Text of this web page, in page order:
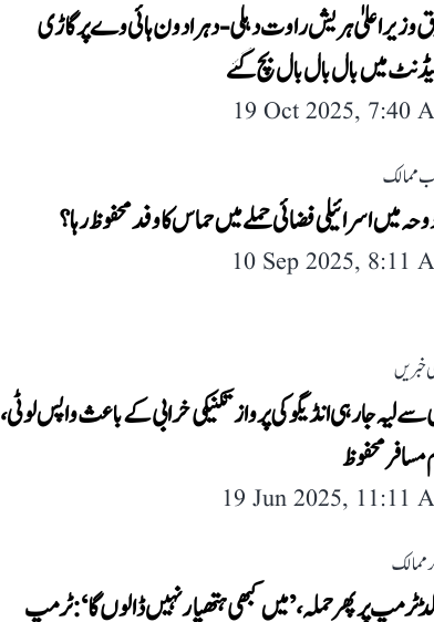
وزیر اعلیٰ ہریش راوت دہلی- دہرا دون ہائی وے پر گاڑی
میں بال بال بال بچ گئے
19 Oct 2025, 7:40
ممالک
میں اسرائیلی فضائی حملے میں حماس کا وفد محفوظ رہا ؟
10 Sep 2025, 8:11
خبریں
سے لیہ جا رہی انڈیگو کی پرواز تکنیکی خرابی کے باعث واپس لوٹی،
مسافر محفوظ
19 Jun 2025, 11:11
ممالک
ٹرمپ پر پھر حملہ، ’میں کبھی ہتھیار نہیں ڈالوں گا‘:ٹرمپ